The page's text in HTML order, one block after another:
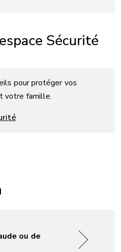
Sécurité
pour protéger vos
votre famille.
ou de